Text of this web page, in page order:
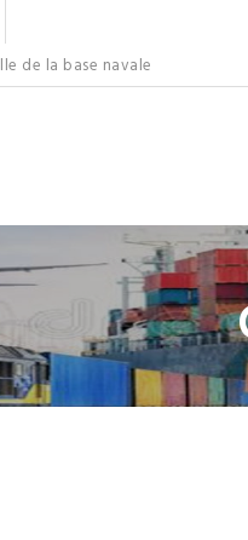
de la base navale